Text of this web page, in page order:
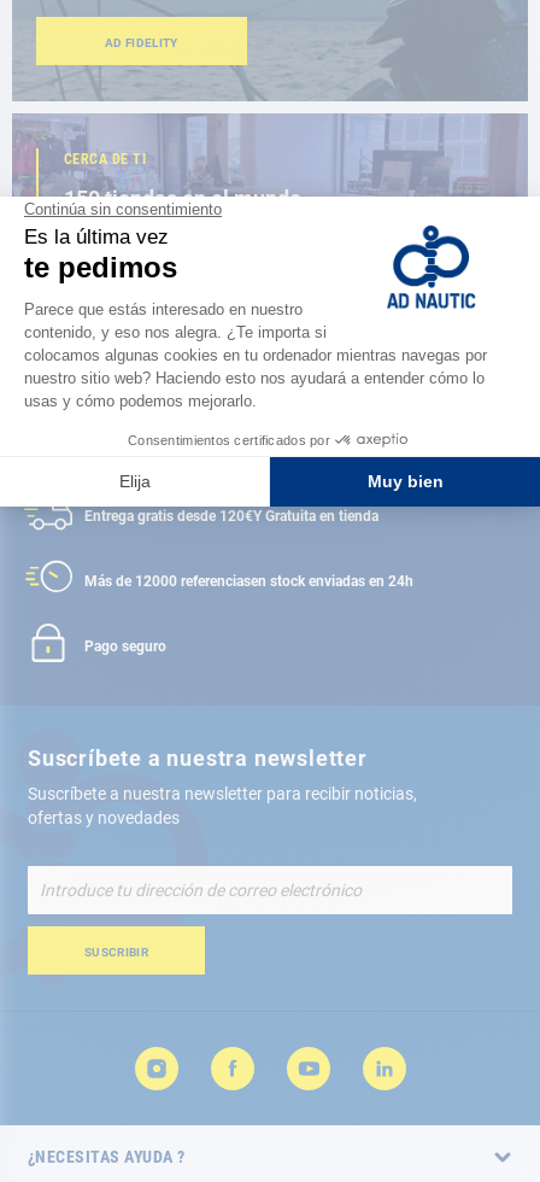
AD FIDELITY
CERCA DE TI
150 tiendas en el mundo,
la fuerza de una red
ENCUENTRA UNA TIENDA
Satisfecho o reembolsado
Entrega gratis desde 120€Y Gratuita en tienda
Más de 12000 referenciasen stock enviadas en 24h
Pago seguro
Suscríbete a nuestra newsletter
Suscríbete a nuestra newsletter para recibir noticias,
ofertas y novedades
nuestro
de
SUSCRIBIR
¿NECESITAS AYUDA ?